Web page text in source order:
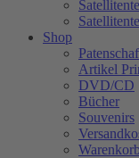
Shop
Artikel
DVD/CD
Bücher
Souvenirs